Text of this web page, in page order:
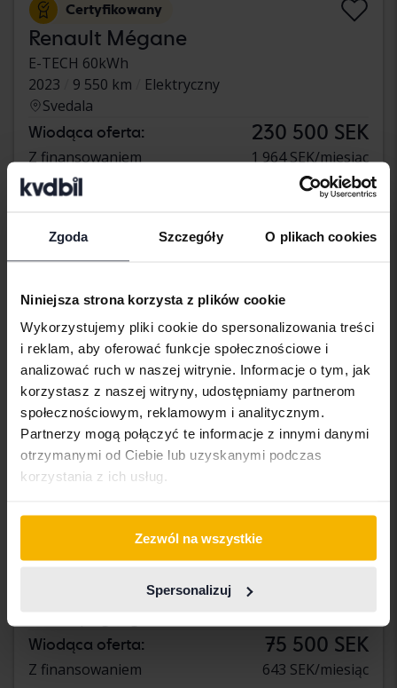
Zgoda Szczegóły O plikach cookies
Niniejsza strona korzysta z plików cookie
Wykorzystujemy pliki cookie do spersonalizowania treści
i reklam, aby oferować funkcje społecznościowe i
analizować ruch w naszej witrynie. Informacje o tym, jak
korzystasz z naszej witryny, udostępniamy partnerom
społecznościowym, reklamowym i analitycznym.
Partnerzy mogą połączyć te informacje z innymi danymi
otrzymanymi od Ciebie lub uzyskanymi podczas
korzystania z ich usług.
Zezwól na wszystkie
Spersonalizuj
Certyfikowany
Renault Mégane
E-TECH 60kWh
2023
9 550 km
Elektryczny
Svedala
Wiodąca oferta: 230 500 SEK
Z finansowaniem 1 964 SEK/miesiąc
Kup teraz 269 900 SEK
Renault Mégane
Diesel
Wiodąca oferta: 75 500 SEK
Z finansowaniem 643 SEK/miesiąc